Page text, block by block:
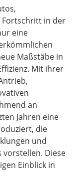
in der
eine
Maßstäbe in
Mit ihrer
an
Jahren eine
die
und
Diese
Einblick in